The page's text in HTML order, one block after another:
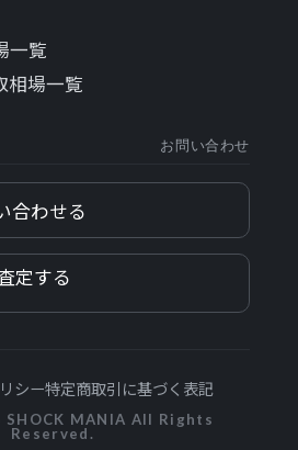
一覧
相場一覧
お問い合わせ
合わせる
定する
シー特定商取引に基づく表記
MANIA All Rights
Reserved.